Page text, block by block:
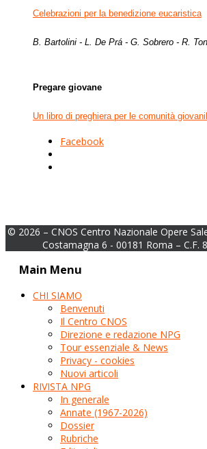
Celebrazioni per la benedizione eucaristica
B. Bartolini - L. De Prá - G. Sobrero - R.
Pregare giovane
Un libro di preghiera per le comunità
Facebook
© 2026 – CNOS Centro Nazionale Opere
Costamagna 6 - 00181 Roma – C.F.
Main Menu
CHI SIAMO
Benvenuti
Il Centro CNOS
Direzione e redazione NPG
Tour essenziale & News
Privacy - cookies
Nuovi articoli
RIVISTA NPG
In generale
Annate (1967-2026)
Dossier
Rubriche